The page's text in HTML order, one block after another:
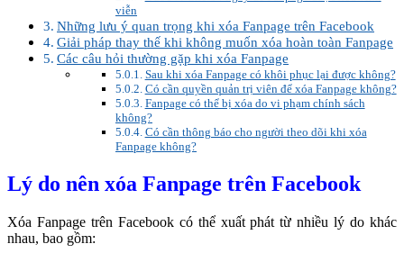
viễn
Những lưu ý quan trọng khi xóa Fanpage trên Facebook
Giải pháp thay thế khi không muốn xóa hoàn toàn Fanpage
Các câu hỏi thường gặp khi xóa Fanpage
Sau khi xóa Fanpage có khôi phục lại được không?
Có cần quyền quản trị viên để xóa Fanpage không?
Fanpage có thể bị xóa do vi phạm chính sách
không?
Có cần thông báo cho người theo dõi khi xóa
Fanpage không?
Lý do nên xóa Fanpage trên Facebook
Xóa Fanpage trên Facebook có thể xuất phát từ nhiều lý do khác
nhau, bao gồm: